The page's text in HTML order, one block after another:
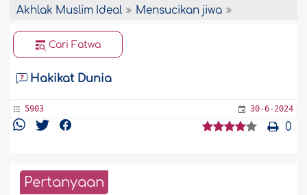
Akhlak Muslim Ideal
Mensucikan jiwa
Cari Fatwa
Hakikat Dunia
5903 30-6-2024
0
Pertanyaan